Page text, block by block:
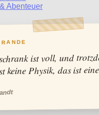
Abenteuer
ist voll, und
keine Physik, das ist